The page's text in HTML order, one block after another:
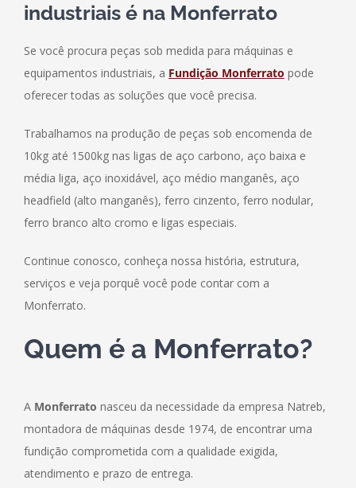
industriais é na Monferrato
Se você procura peças sob medida para máquinas e
equipamentos industriais, a Fundição Monferrato pode
oferecer todas as soluções que você precisa.
Trabalhamos na produção de peças sob encomenda de
10kg até 1500kg nas ligas de aço carbono, aço baixa e
média liga, aço inoxidável, aço médio manganês, aço
headfield (alto manganês), ferro cinzento, ferro nodular,
ferro branco alto cromo e ligas especiais.
Continue conosco, conheça nossa história, estrutura,
serviços e veja porquê você pode contar com a
Monferrato.
Quem é a Monferrato?
A Monferrato nasceu da necessidade da empresa Natreb,
montadora de máquinas desde 1974, de encontrar uma
fundição comprometida com a qualidade exigida,
atendimento e prazo de entrega.